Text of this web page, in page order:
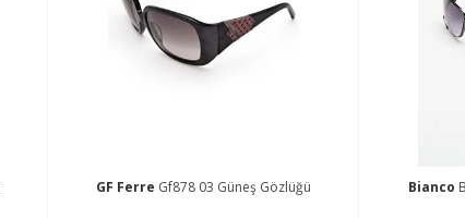
GF Ferre Gf878 03 Güneş Gözlüğü Bianco